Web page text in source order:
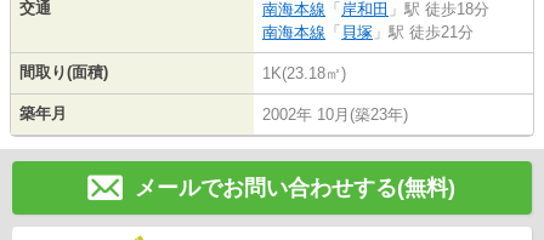
交通
南海本線 「 岸和田 」駅 徒歩18分
南海本線 「 貝塚 」駅 徒歩21分
間取り(面積) 1K(23.18㎡)
築年月 2002年 10月(築23年)
メールでお問い合わせする(無料)